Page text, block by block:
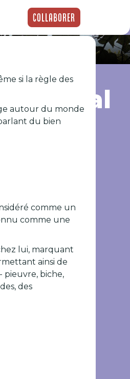
Collaborer
Cheval
si la règle des
autour du monde
du bien
comme un
comme une
lui, marquant
ainsi de
pieuvre, biche,
des